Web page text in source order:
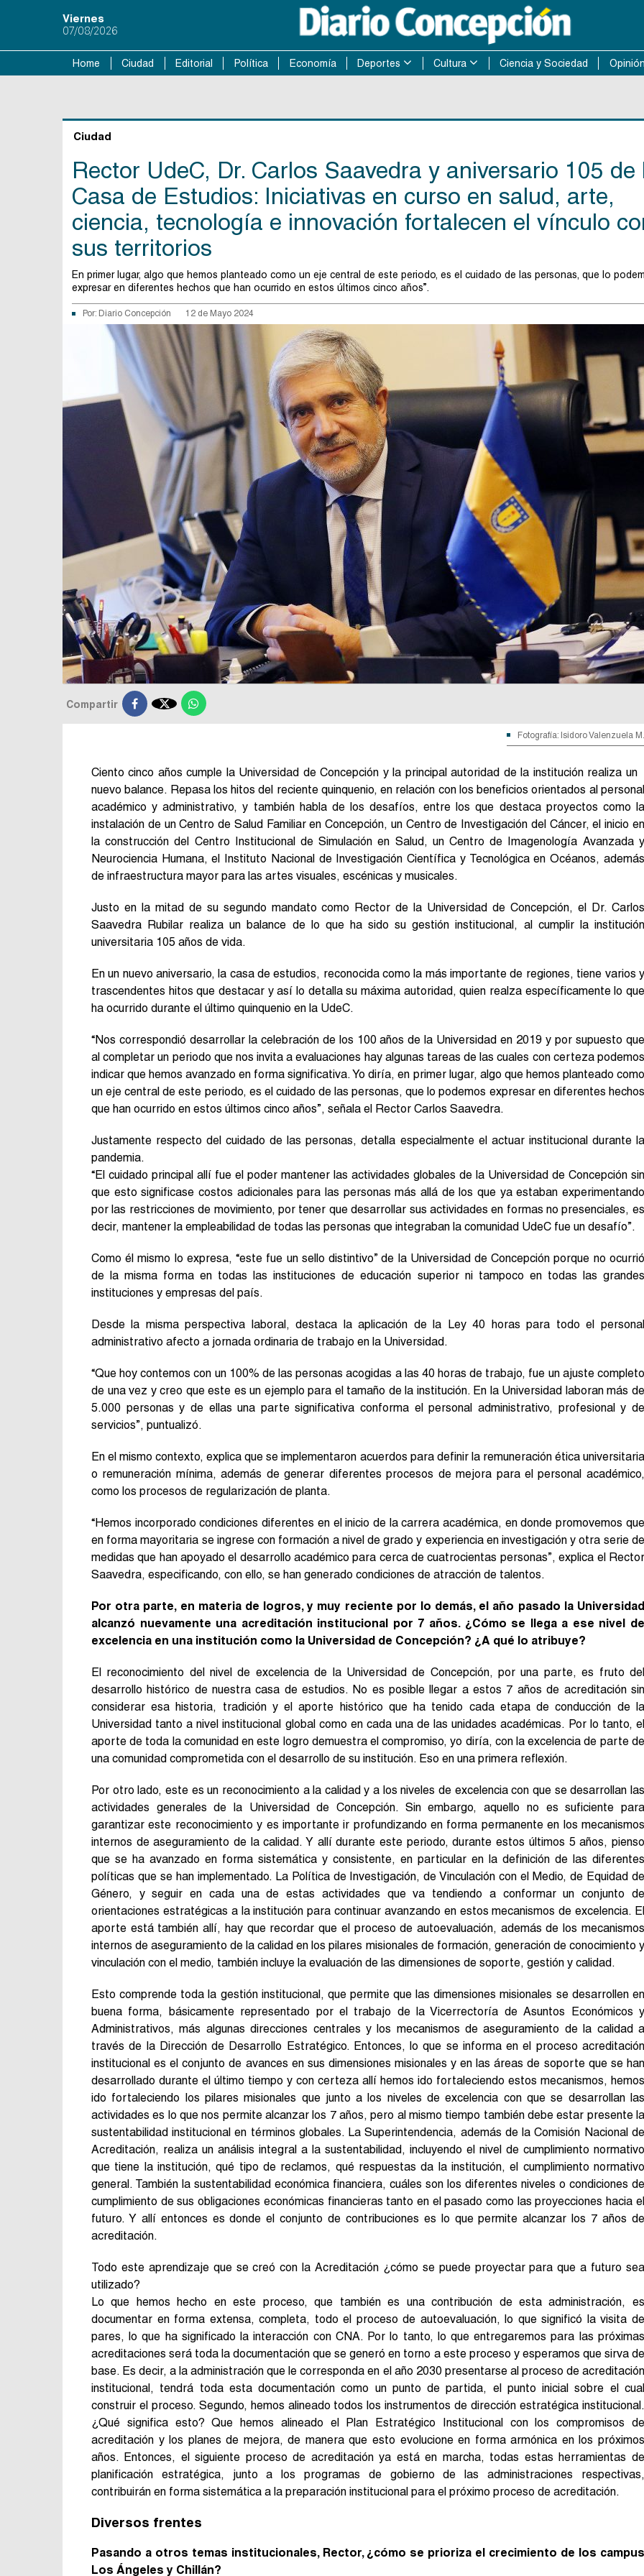
Viernes
07/08/2026
Home Ciudad Editorial Política Economía Deportes Cultura Ciencia y Sociedad Opinión
Ciudad
Rector UdeC, Dr. Carlos Saavedra y aniversario 105 de
Casa de Estudios: Iniciativas en curso en salud, arte,
ciencia, tecnología e innovación fortalecen el vínculo
sus territorios
En primer lugar, algo que hemos planteado como un eje central de este periodo, es el cuidado de las personas, que lo
expresar en diferentes hechos que han ocurrido en estos últimos cinco años”.
Por: Diario Concepción 12 de Mayo 2024
Compartir 
Fotografía: Isidoro Valenzuela M.
Ciento cinco años cumple la Universidad de Concepción y la principal autoridad de la institución realiza un
nuevo balance. Repasa los hitos del reciente quinquenio, en relación con los beneficios orientados al personal
académico y administrativo, y también habla de los desafíos, entre los que destaca proyectos como la
instalación de un Centro de Salud Familiar en Concepción, un Centro de Investigación del Cáncer, el inicio en
la construcción del Centro Institucional de Simulación en Salud, un Centro de Imagenología Avanzada y
Neurociencia Humana, el Instituto Nacional de Investigación Científica y Tecnológica en Océanos, además
de infraestructura mayor para las artes visuales, escénicas y musicales.
Justo en la mitad de su segundo mandato como Rector de la Universidad de Concepción, el Dr. Carlos
Saavedra Rubilar realiza un balance de lo que ha sido su gestión institucional, al cumplir la institución
universitaria 105 años de vida.
En un nuevo aniversario, la casa de estudios, reconocida como la más importante de regiones, tiene varios y
trascendentes hitos que destacar y así lo detalla su máxima autoridad, quien realza específicamente lo que
ha ocurrido durante el último quinquenio en la UdeC.
“Nos correspondió desarrollar la celebración de los 100 años de la Universidad en 2019 y por supuesto que
al completar un periodo que nos invita a evaluaciones hay algunas tareas de las cuales con certeza podemos
indicar que hemos avanzado en forma significativa. Yo diría, en primer lugar, algo que hemos planteado como
un eje central de este periodo, es el cuidado de las personas, que lo podemos expresar en diferentes hechos
que han ocurrido en estos últimos cinco años”, señala el Rector Carlos Saavedra.
Justamente respecto del cuidado de las personas, detalla especialmente el actuar institucional durante la
pandemia.
“El cuidado principal allí fue el poder mantener las actividades globales de la Universidad de Concepción sin
que esto significase costos adicionales para las personas más allá de los que ya estaban experimentando
por las restricciones de movimiento, por tener que desarrollar sus actividades en formas no presenciales, es
decir, mantener la empleabilidad de todas las personas que integraban la comunidad UdeC fue un desafío”.
Como él mismo lo expresa, “este fue un sello distintivo” de la Universidad de Concepción porque no ocurrió
de la misma forma en todas las instituciones de educación superior ni tampoco en todas las grandes
instituciones y empresas del país.
Desde la misma perspectiva laboral, destaca la aplicación de la Ley 40 horas para todo el personal
administrativo afecto a jornada ordinaria de trabajo en la Universidad.
“Que hoy contemos con un 100% de las personas acogidas a las 40 horas de trabajo, fue un ajuste completo
de una vez y creo que este es un ejemplo para el tamaño de la institución. En la Universidad laboran más de
5.000 personas y de ellas una parte significativa conforma el personal administrativo, profesional y de
servicios”, puntualizó.
En el mismo contexto, explica que se implementaron acuerdos para definir la remuneración ética universitaria
o remuneración mínima, además de generar diferentes procesos de mejora para el personal académico,
como los procesos de regularización de planta.
“Hemos incorporado condiciones diferentes en el inicio de la carrera académica, en donde promovemos que
en forma mayoritaria se ingrese con formación a nivel de grado y experiencia en investigación y otra serie de
medidas que han apoyado el desarrollo académico para cerca de cuatrocientas personas”, explica el Rector
Saavedra, especificando, con ello, se han generado condiciones de atracción de talentos.
Por otra parte, en materia de logros, y muy reciente por lo demás, el año pasado la Universidad
alcanzó nuevamente una acreditación institucional por 7 años. ¿Cómo se llega a ese nivel de
excelencia en una institución como la Universidad de Concepción? ¿A qué lo atribuye?
El reconocimiento del nivel de excelencia de la Universidad de Concepción, por una parte, es fruto del
desarrollo histórico de nuestra casa de estudios. No es posible llegar a estos 7 años de acreditación sin
considerar esa historia, tradición y el aporte histórico que ha tenido cada etapa de conducción de la
Universidad tanto a nivel institucional global como en cada una de las unidades académicas. Por lo tanto, el
aporte de toda la comunidad en este logro demuestra el compromiso, yo diría, con la excelencia de parte de
una comunidad comprometida con el desarrollo de su institución. Eso en una primera reflexión.
Por otro lado, este es un reconocimiento a la calidad y a los niveles de excelencia con que se desarrollan las
actividades generales de la Universidad de Concepción. Sin embargo, aquello no es suficiente para
garantizar este reconocimiento y es importante ir profundizando en forma permanente en los mecanismos
internos de aseguramiento de la calidad. Y allí durante este periodo, durante estos últimos 5 años, pienso
que se ha avanzado en forma sistemática y consistente, en particular en la definición de las diferentes
políticas que se han implementado. La Política de Investigación, de Vinculación con el Medio, de Equidad de
Género, y seguir en cada una de estas actividades que va tendiendo a conformar un conjunto de
orientaciones estratégicas a la institución para continuar avanzando en estos mecanismos de excelencia. El
aporte está también allí, hay que recordar que el proceso de autoevaluación, además de los mecanismos
internos de aseguramiento de la calidad en los pilares misionales de formación, generación de conocimiento y
vinculación con el medio, también incluye la evaluación de las dimensiones de soporte, gestión y calidad.
Esto comprende toda la gestión institucional, que permite que las dimensiones misionales se desarrollen en
buena forma, básicamente representado por el trabajo de la Vicerrectoría de Asuntos Económicos y
Administrativos, más algunas direcciones centrales y los mecanismos de aseguramiento de la calidad a
través de la Dirección de Desarrollo Estratégico. Entonces, lo que se informa en el proceso acreditación
institucional es el conjunto de avances en sus dimensiones misionales y en las áreas de soporte que se han
desarrollado durante el último tiempo y con certeza allí hemos ido fortaleciendo estos mecanismos, hemos
ido fortaleciendo los pilares misionales que junto a los niveles de excelencia con que se desarrollan las
actividades es lo que nos permite alcanzar los 7 años, pero al mismo tiempo también debe estar presente la
sustentabilidad institucional en términos globales. La Superintendencia, además de la Comisión Nacional de
Acreditación, realiza un análisis integral a la sustentabilidad, incluyendo el nivel de cumplimiento normativo
que tiene la institución, qué tipo de reclamos, qué respuestas da la institución, el cumplimiento normativo
general. También la sustentabilidad económica financiera, cuáles son los diferentes niveles o condiciones de
cumplimiento de sus obligaciones económicas financieras tanto en el pasado como las proyecciones hacia el
futuro. Y allí entonces es donde el conjunto de contribuciones es lo que permite alcanzar los 7 años de
acreditación.
Todo este aprendizaje que se creó con la Acreditación ¿cómo se puede proyectar para que a futuro sea
utilizado?
Lo que hemos hecho en este proceso, que también es una contribución de esta administración, es
documentar en forma extensa, completa, todo el proceso de autoevaluación, lo que significó la visita de
pares, lo que ha significado la interacción con CNA. Por lo tanto, lo que entregaremos para las próximas
acreditaciones será toda la documentación que se generó en torno a este proceso y esperamos que sirva de
base. Es decir, a la administración que le corresponda en el año 2030 presentarse al proceso de acreditación
institucional, tendrá toda esta documentación como un punto de partida, el punto inicial sobre el cual
construir el proceso. Segundo, hemos alineado todos los instrumentos de dirección estratégica institucional.
¿Qué significa esto? Que hemos alineado el Plan Estratégico Institucional con los compromisos de
acreditación y los planes de mejora, de manera que esto evolucione en forma armónica en los próximos
años. Entonces, el siguiente proceso de acreditación ya está en marcha, todas estas herramientas de
planificación estratégica, junto a los programas de gobierno de las administraciones respectivas,
contribuirán en forma sistemática a la preparación institucional para el próximo proceso de acreditación.
Diversos frentes
Pasando a otros temas institucionales, Rector, ¿cómo se prioriza el crecimiento de los campus
Los Ángeles y Chillán?